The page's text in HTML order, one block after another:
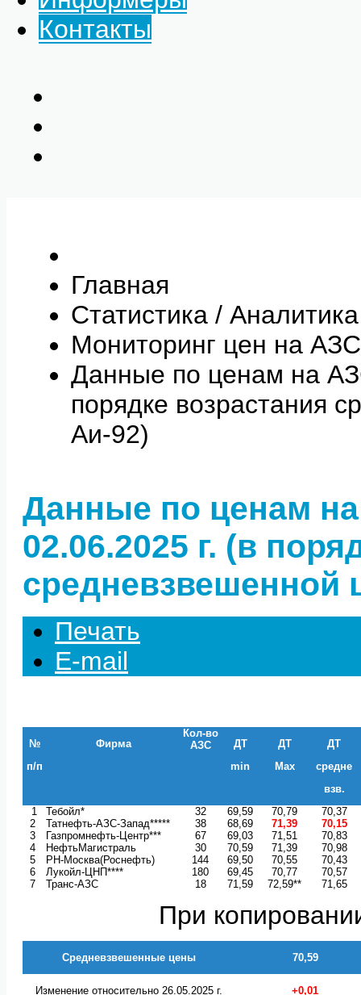
Контакты
Главная
Статистика / Аналитика
Мониторинг цен на
Данные по ценам на
порядке возрастания
Аи-92)
Данные по ценам
02.06.2025 г. (в
средневзвешенной
Печать
E-mail
№
п/п
Фирма
Кол-во
АЗС
ДТ
min
ДТ
Max
ДТ
средне
взв.
1
Тебойл* 32 69,59 70,79
70,37
2
Татнефть-АЗС-Запад***** 38 68,69 71,39
70,15
3
Газпромнефть-Центр*** 67 69,03 71,51
70,83
4
НефтьМагистраль 30 70,59 71,39
70,98
5
РН-Москва(Роснефть) 144 69,50 70,55
70,43
6
Лукойл-ЦНП**** 180 69,45 70,77
70,57
7
Транс-АЗС 18 71,59 72,59** 71,65
При
Средневзвешенные цены 70,59
Изменение относительно 26.05.2025 г. +0,01